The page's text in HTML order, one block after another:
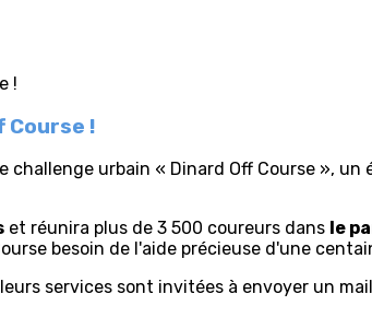
Course !
challenge urbain « Dinard Off Course »,
et réunira plus de 3 500 coureurs dans le
besoin de l'aide précieuse d'une
services sont invitées à envoyer un